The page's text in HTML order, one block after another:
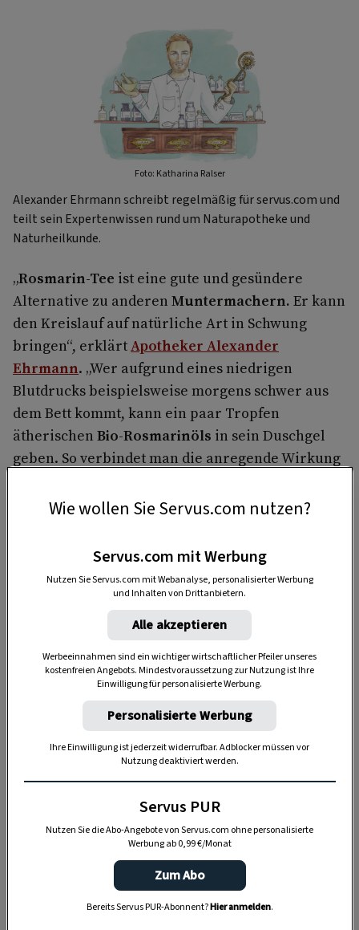
Foto: Katharina Ralser
Alexander Ehrmann schreibt regelmäßig für servus.com und
teilt sein Expertenwissen rund um Naturapotheke und
Naturheilkunde.
„Rosmarin-Tee ist eine gute und gesündere
Alternative zu anderen Muntermachern. Er kann
den Kreislauf auf natürliche Art in Schwung
bringen“, erklärtApotheker Alexander
Ehrmann. „Wer aufgrund eines niedrigen
Blutdrucks beispielsweise morgens schwer aus
dem Bett kommt, kann ein paar Tropfen
ätherischen Bio-Rosmarinöls in sein Duschgel
geben. So verbindet man die anregende Wirkung
erfrischenden Dusche.“ Egal ob als Tee, im
hilft besonders gut
gegen zu niedrigen
Anzeige
DAS KÖNNTE SIE AUCH INTERESSIEREN
Wie wollen Sie Servus.com nutzen?
Servus.com mit Werbung
Nutzen Sie Servus.com mit Webanalyse, personalisierter Werbung
und Inhalten von Drittanbietern.
Alle akzeptieren
Werbeeinnahmen sind ein wichtiger wirtschaftlicher Pfeiler unseres
kostenfreien Angebots. Mindestvoraussetzung zur Nutzung ist Ihre
Einwilligung für personalisierte Werbung.
Personalisierte Werbung
Ihre Einwilligung ist jederzeit widerrufbar. Adblocker müssen vor
Nutzung deaktiviert werden.
Servus PUR
Nutzen Sie die Abo-Angebote von Servus.com ohne personalisierte
Werbung ab 0,99 €/Monat
Zum Abo
Bereits Servus PUR-Abonnent?Hier anmelden.